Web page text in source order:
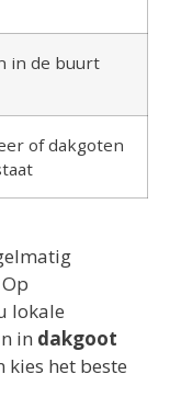
in de buurt
of dakgoten
lokale
in dakgoot
kies het beste